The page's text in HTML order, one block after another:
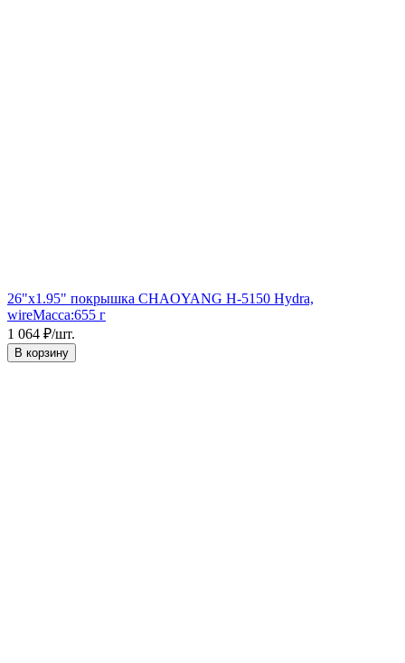
26"x1.95" покрышка CHAOYANG H-5150 Hydra,
wireМасса:655 г
1 064 ₽/шт.
В корзину